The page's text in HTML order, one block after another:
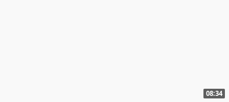
08:34